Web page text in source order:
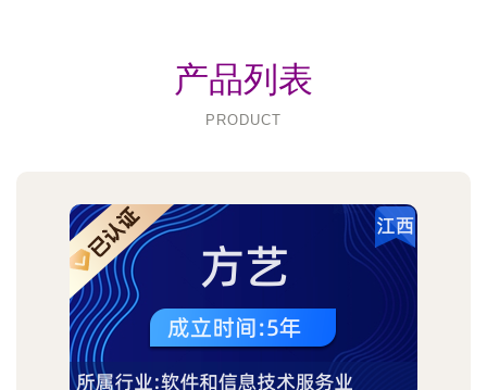
产品列表
PRODUCT